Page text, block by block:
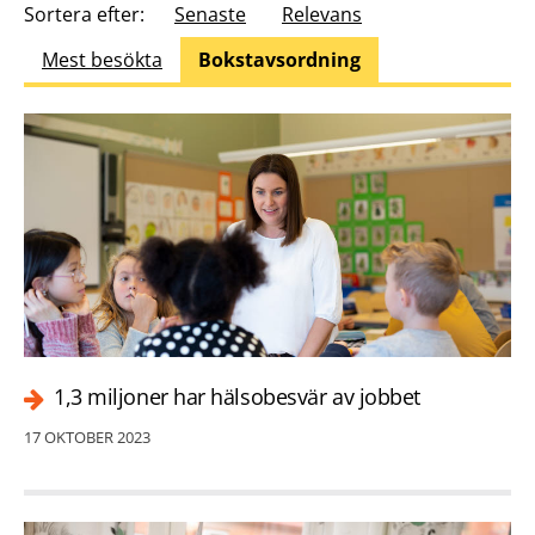
Sortera efter: Senaste
Relevans
Mest besökta
Bokstavsordning
1,3 miljoner har hälsobesvär av jobbet
17 OKTOBER 2023